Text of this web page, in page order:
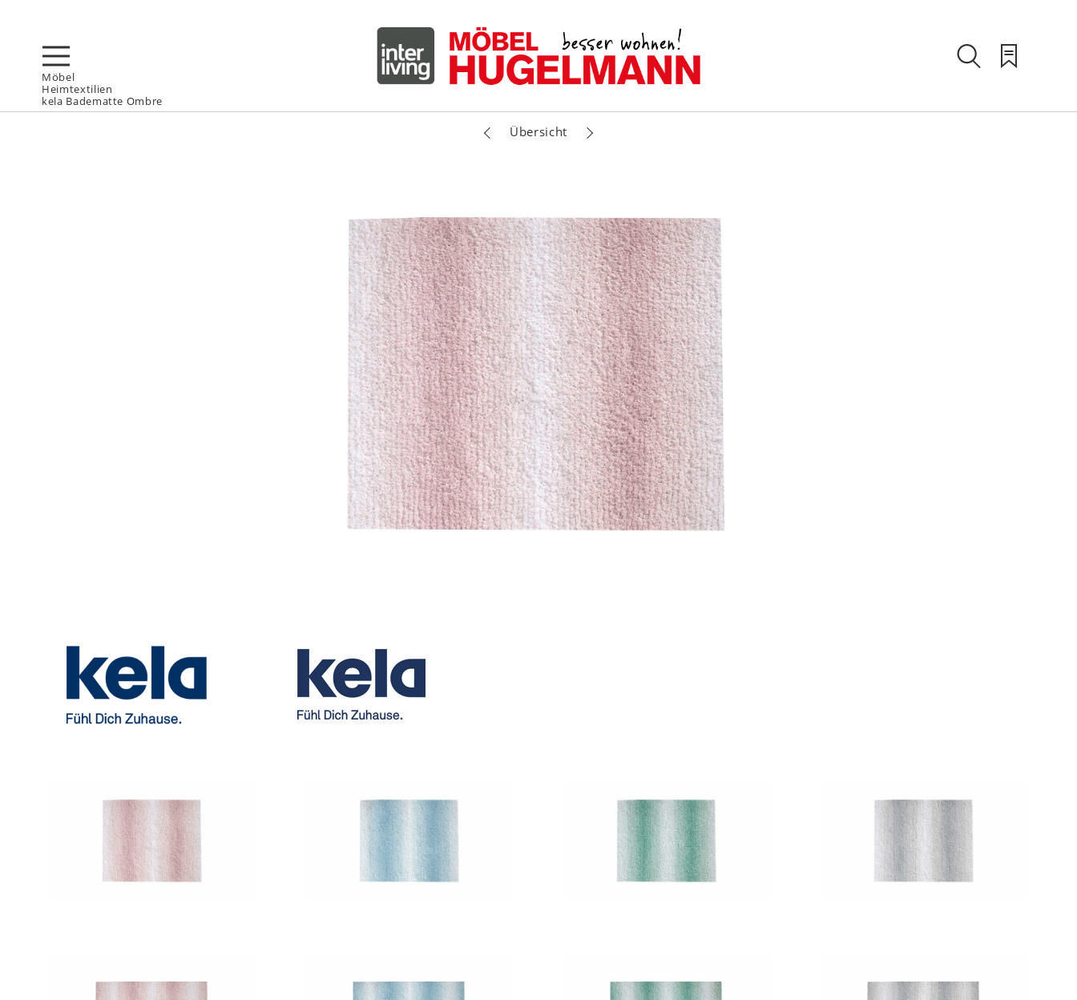
Möbel
Heimtextilien
kela Badematte Ombre
Übersicht